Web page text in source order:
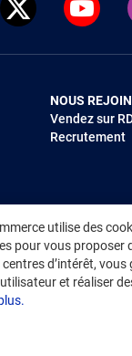
utilise des
pour vous proposer
d’intérêt, vous
et réaliser
NOUS
Vendez sur
Recrutement